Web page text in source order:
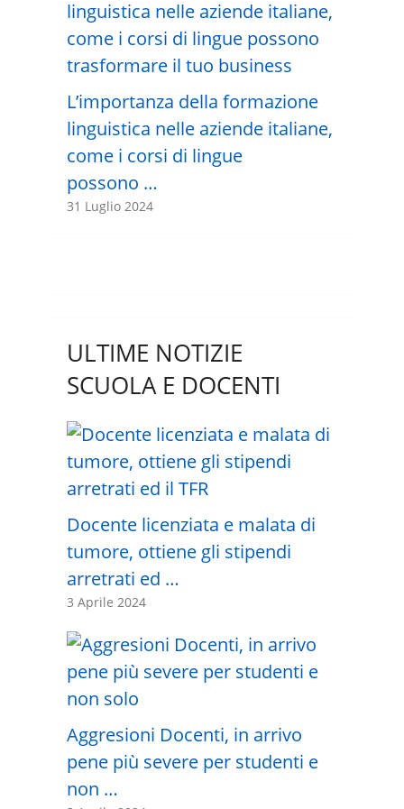
L’importanza della formazione
linguistica nelle aziende italiane,
come i corsi di lingue
possono …
31 Luglio 2024
ULTIME NOTIZIE
SCUOLA E DOCENTI
Docente licenziata e malata di
tumore, ottiene gli stipendi
arretrati ed …
3 Aprile 2024
Aggresioni Docenti, in arrivo
pene più severe per studenti e
non …